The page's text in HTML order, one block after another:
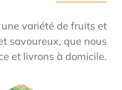
variété de fruits et
savoureux, que nous
et livrons à domicile.